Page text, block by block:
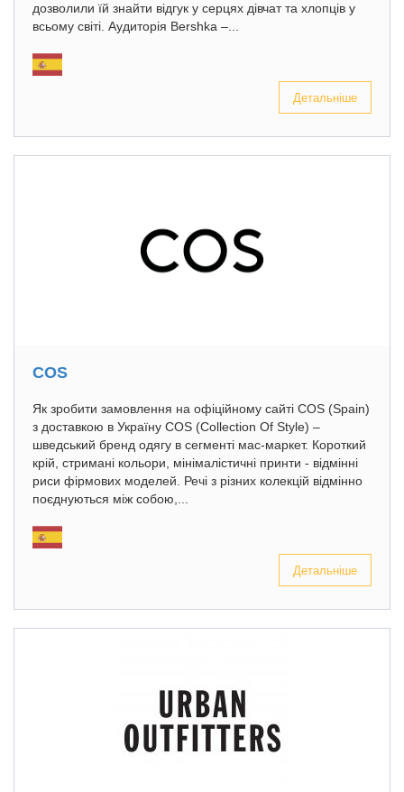
дозволили їй знайти відгук у серцях дівчат та хлопців у
всьому світі. Аудиторія Bershka –...
Детальніше
COS
Як зробити замовлення на офіційному сайті COS (Spain)
з доставкою в Україну COS (Collection Of Style) –
шведський бренд одягу в сегменті мас-маркет. Короткий
крій, стримані кольори, мінімалістичні принти - відмінні
риси фірмових моделей. Речі з різних колекцій відмінно
поєднуються між собою,...
Детальніше